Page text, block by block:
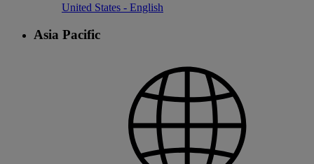
United States - English
Asia Pacific